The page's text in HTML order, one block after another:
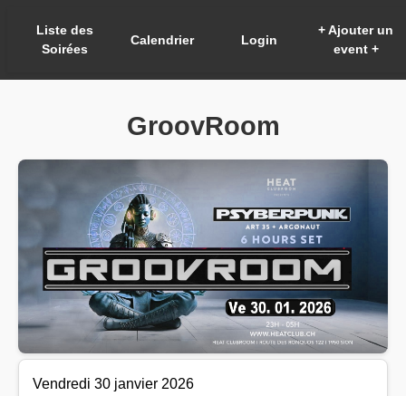
Liste des
Soirées
Calendrier Login
+ Ajouter un
event +
GroovRoom
Vendredi 30 janvier 2026